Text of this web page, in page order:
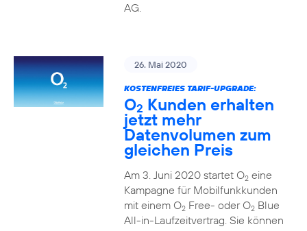
AG.
26. Mai 2020
KOSTENFREIES TARIF-UPGRADE:
O2 Kunden erhalten
jetzt mehr
Datenvolumen zum
gleichen Preis
Am 3. Juni 2020 startet O2eine
Kampagne für Mobilfunkkunden
mit einem O2Free- oder O2Blue
All-in-Laufzeitvertrag. Sie können